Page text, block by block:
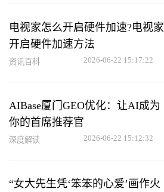
电视家怎么开启硬件加速?电视家
开启硬件加速方法
资讯百科 2026-06-22 15:17:22
AIBase厦门GEO优化：让AI成为
你的首席推荐官
深度解读 2026-06-22 15:12:32
“女大先生凭‘笨笨的心爱’画作火